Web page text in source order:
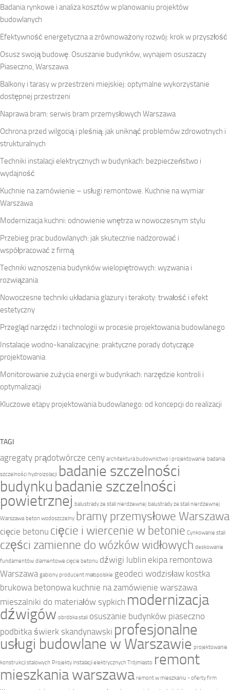
Badania rynkowe i analiza kosztów w planowaniu projektów
budowlanych
Efektywność energetyczna a zrównoważony rozwój: krok w przyszłość
Osusz swoją budowę. Osuszanie budynków, wynajem osuszaczy
Piaseczno, Warszawa
Balkony i tarasy w przestrzeni miejskiej: optymalne wykorzystanie
dostępnej przestrzeni
Naprawa bram: serwis bram przemysłowych Warszawa
Ochrona przed wilgocią i pleśnią: jak uniknąć problemów zdrowotnych i
strukturalnych
Techniki instalacji elektrycznych w budynkach: bezpieczeństwo i
wydajność
Kuchnie na zamówienie – usługi remontowe. Kuchnie na wymiar
Warszawa
Modernizacja kuchni: odnowienie wnętrza w nowoczesnym stylu
Przebieg prac budowlanych: jak skutecznie nadzorować i
współpracować z firmą
Techniki wznoszenia budynków wielopiętrowych: wyzwania i
rozwiązania
Nowoczesne techniki układania glazury i terakoty: trwałość i efekt
estetyczny
Przegląd narzędzi i technologii w procesie projektowania budowlanego
Instalacje wodno-kanalizacyjne: praktyczne porady dotyczące
projektowania
Monitorowanie zużycia energii w budynkach: narzędzie kontroli i
optymalizacji
Kluczowe etapy projektowania budowlanego: od koncepcji do realizacji
TAGI
agregaty prądotwórcze ceny architektura budownictwo i projektowanie badania
szczelności hydroizolacji badanie szczelności
budynku badanie szczelności
powietrznej balustrady ze stali nierdzewnej balustrady ze stali nierdzewnej
Warszawa beton wodoszczelny bramy przemysłowe Warszawa
cięcie betonu cięcie i wiercenie w betonie Cynkowanie stali
części zamienne do wózków widłowych deskowanie
fundamentów diamentowe cięcie betonu dźwigi lublin ekipa remontowa
Warszawa gabiony producent małopolskie geodeci wodzisław kostka
brukowa betonowa kuchnie na zamówienie warszawa
mieszalniki do materiałów sypkich modernizacja
dźwigów obróbka stali osuszanie budynków piaseczno
podbitka świerk skandynawski profesjonalne
usługi budowlane w Warszawie projektowanie
konstrukcji stalowych Projekty instalacji elektrycznych Trójmiasto remont
mieszkania warszawa remont w mieszkaniu - oferty firm